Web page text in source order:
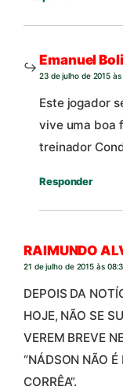
Emanuel
23 de julho de 2015
Este jogador
vive uma boa
treinador
Responder
RAIMUNDO
21 de julho de 2015 às
DEPOIS DA
HOJE, NÃO SE
VEREM BREVE
“NÁDSON NÃO
CORRÊA”.